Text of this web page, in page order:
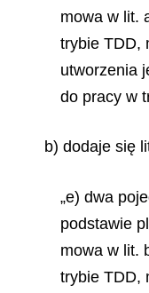
mowa w lit.
trybie TDD,
utworzenia
do pracy w
b) dodaje się
„e) dwa
podstawie
mowa w lit.
trybie TDD,